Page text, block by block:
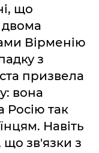
що
Вірменію
з
призвела
вона
Росію так
Навіть
що зв'язки з